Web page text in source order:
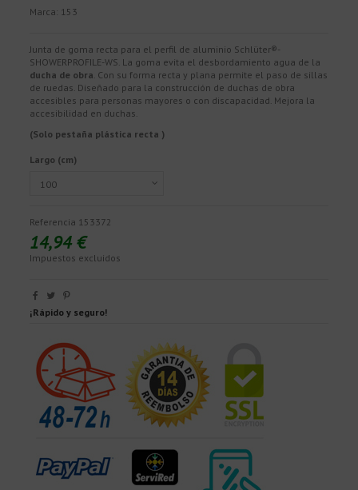
Marca: 153
Junta de goma recta para el perfil de aluminio Schlüter®-
SHOWERPROFILE-WS. La goma evita el desbordamiento agua de la
ducha de obra. Con su forma recta y plana permite el paso de sillas
de ruedas. Diseñado para la construcción de duchas de obra
accesibles para personas mayores o con discapacidad. Mejora la
accesibilidad en duchas.
(Solo pestaña plástica recta )
Largo (cm)
Referencia 153372
14,94 €
Impuestos excluidos
¡Rápido y seguro!